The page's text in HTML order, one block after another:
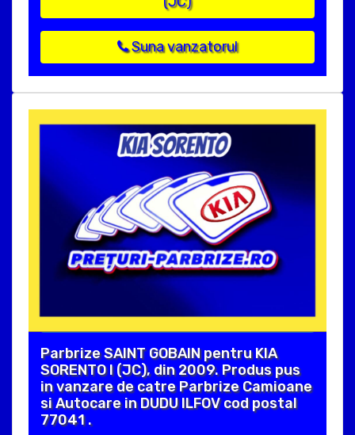
Suna vanzatorul
Parbrize SAINT GOBAIN pentru KIA
SORENTO I (JC), din 2009. Produs pus
in vanzare de catre Parbrize Camioane
si Autocare in DUDU ILFOV cod postal
77041 .